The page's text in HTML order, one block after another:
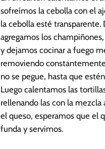
sofreímos la cebolla con el
la cebolla esté transparente.
agregamos los
y dejamos cocinar a fuego
removiendo
no se pegue, hasta que
Luego calentamos las
rellenando las con la mezcla
el queso, esperamos que el
funda y servimos.